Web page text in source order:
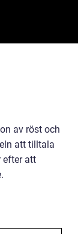
av röst och
att tilltala
efter att